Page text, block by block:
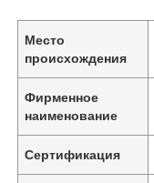
Место
происхождения
Фирменное
наименование
Сертификация